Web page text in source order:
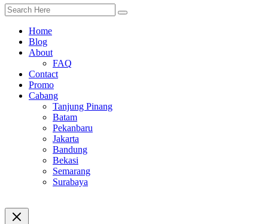
Home
Blog
About
FAQ
Contact
Promo
Cabang
Tanjung Pinang
Batam
Pekanbaru
Jakarta
Bandung
Bekasi
Semarang
Surabaya